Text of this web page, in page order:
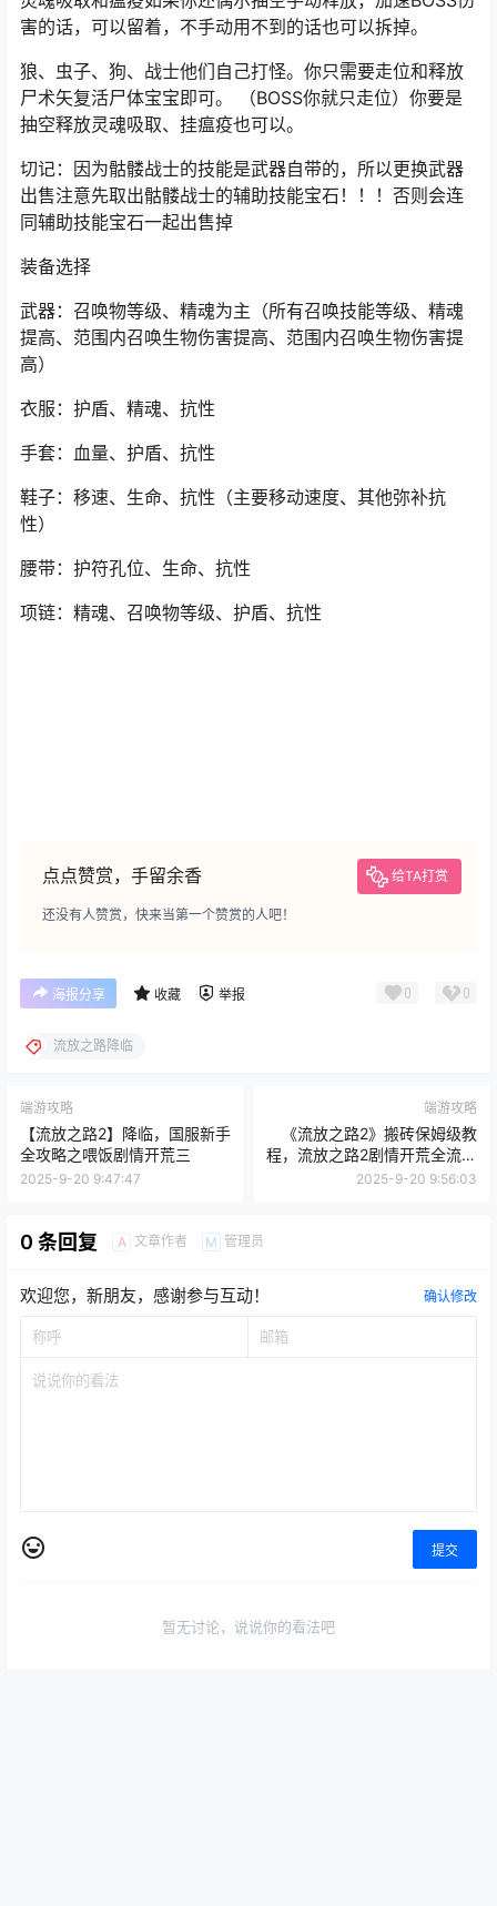
害的话，可以留着，不手动用不到的话也可以拆掉。
狼、虫子、狗、战士他们自己打怪。你只需要走位和释放
尸术矢复活尸体宝宝即可。 （BOSS你就只走位）你要是
抽空释放灵魂吸取、挂瘟疫也可以。
切记：因为骷髅战士的技能是武器自带的，所以更换武器
出售注意先取出骷髅战士的辅助技能宝石！！！否则会连
同辅助技能宝石一起出售掉
装备选择
武器：召唤物等级、精魂为主（所有召唤技能等级、精魂
提高、范围内召唤生物伤害提高、范围内召唤生物伤害提
高）
衣服：护盾、精魂、抗性
手套：血量、护盾、抗性
鞋子：移速、生命、抗性（主要移动速度、其他弥补抗
性）
腰带：护符孔位、生命、抗性
项链：精魂、召唤物等级、护盾、抗性
点点赞赏，手留余香 给TA打赏
海报分享
【流放之路2】降临，国服新手
全攻略之喂饭剧情开荒三
2025-9-20 9:47:47
《流放之路2》搬砖保姆级教
程，流放之路2剧情开荒全流程
第三章
2025-9-20 9:56:03
0 条回复